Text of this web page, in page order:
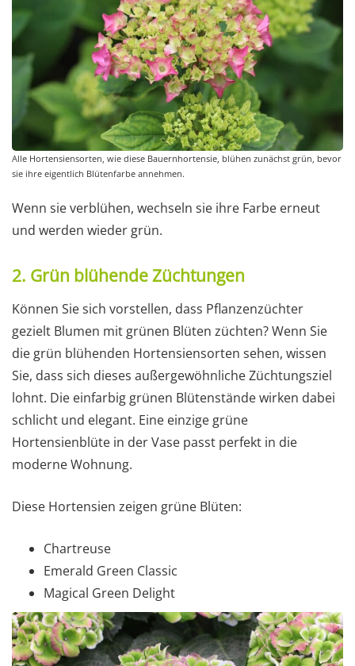
Alle Hortensiensorten, wie diese Bauernhortensie, blühen zunächst grün, bevor
sie ihre eigentlich Blütenfarbe annehmen.
Wenn sie verblühen, wechseln sie ihre Farbe erneut
und werden wieder grün.
2. Grün blühende Züchtungen
Können Sie sich vorstellen, dass Pflanzenzüchter
gezielt Blumen mit grünen Blüten züchten? Wenn Sie
die grün blühenden Hortensiensorten sehen, wissen
Sie, dass sich dieses außergewöhnliche Züchtungsziel
lohnt. Die einfarbig grünen Blütenstände wirken dabei
schlicht und elegant. Eine einzige grüne
Hortensienblüte in der Vase passt perfekt in die
moderne Wohnung.
Diese Hortensien zeigen grüne Blüten:
Chartreuse
Emerald Green Classic
Magical Green Delight